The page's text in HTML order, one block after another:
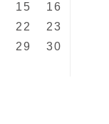
15
16
22
23
29
30